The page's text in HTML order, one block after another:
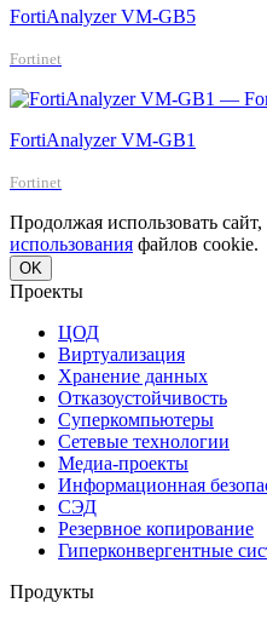
FortiAnalyzer VM-GB5
Fortinet
FortiAnalyzer VM-GB1
Fortinet
Продолжая использовать
использования файлов cookie.
OK
Проекты
ЦОД
Виртуализация
Хранение данных
Отказоустойчивость
Суперкомпьютеры
Сетевые технологии
Медиа-проекты
Информационная
СЭД
Резервное копирование
Гиперконвергентные
Продукты